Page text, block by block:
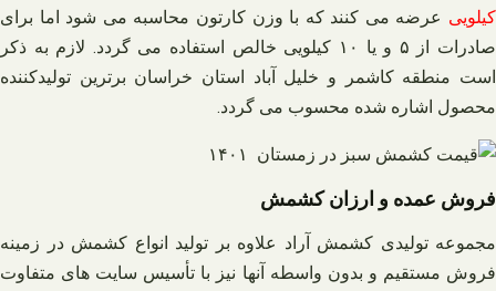
کیلویی عرضه می کنند که با وزن کارتون محاسبه می‌ شود اما برای
صادرات از ۵ و یا ۱۰ کیلویی خالص استفاده می گردد. لازم به ذکر
است منطقه کاشمر و خلیل آباد استان خراسان برترین تولیدکننده
محصول اشاره شده محسوب می گردد.
فروش عمده و ارزان کشمش
مجموعه تولیدی کشمش آراد علاوه بر تولید انواع کشمش در زمینه
فروش مستقیم و بدون واسطه آنها نیز با تأسیس سایت های متفاوت